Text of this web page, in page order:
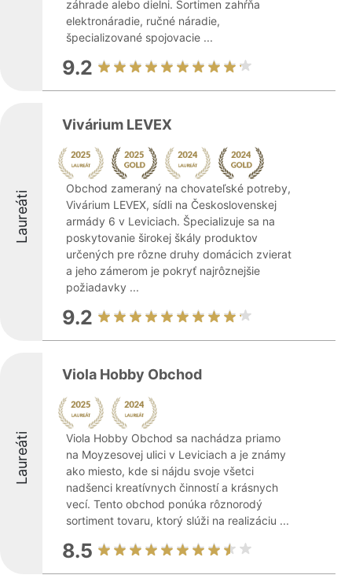
záhrade alebo dielni. Sortimen zahŕňa
elektronáradie, ručné náradie,
špecializované spojovacie ...
9.2
Laureáti
Vivárium LEVEX
Obchod zameraný na chovateľské potreby,
Vivárium LEVEX, sídli na Československej
armády 6 v Leviciach. Špecializuje sa na
poskytovanie širokej škály produktov
určených pre rôzne druhy domácich zvierat
a jeho zámerom je pokryť najrôznejšie
požiadavky ...
9.2
Laureáti
Viola Hobby Obchod
Viola Hobby Obchod sa nachádza priamo
na Moyzesovej ulici v Leviciach a je známy
ako miesto, kde si nájdu svoje všetci
nadšenci kreatívnych činností a krásnych
vecí. Tento obchod ponúka rôznorodý
sortiment tovaru, ktorý slúži na realizáciu ...
8.5